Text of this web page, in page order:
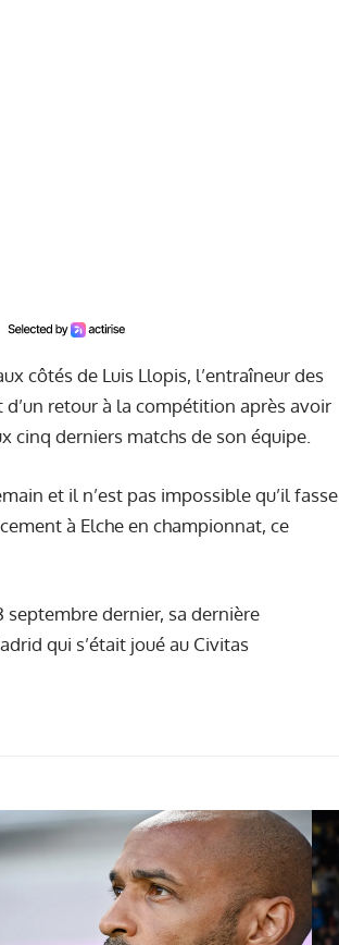
côtés de Luis Llopis, l’entraîneur des
retour à la compétition après avoir
cinq derniers matchs de son équipe.
et il n’est pas impossible qu’il fasse
à Elche en championnat, ce
septembre dernier, sa dernière
qui s’était joué au Civitas